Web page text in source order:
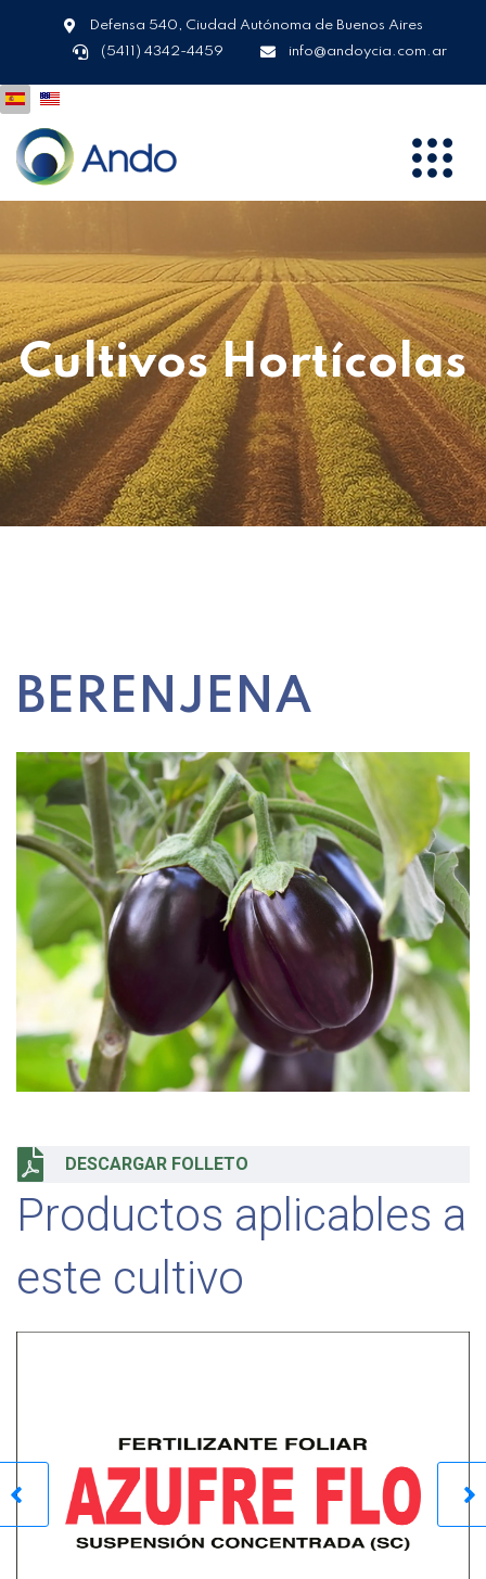
Defensa 540, Ciudad Autónoma de Buenos Aires
(5411) 4342-4459
info@andoycia.com.ar
Cultivos Hortícolas
BERENJENA
DESCARGAR FOLLETO
Productos aplicables a
este cultivo